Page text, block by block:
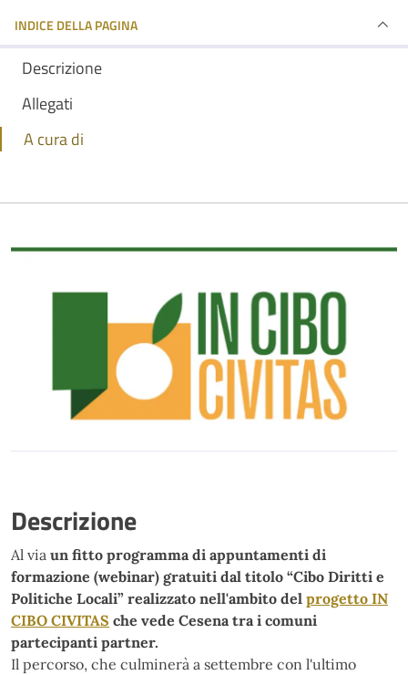
INDICE DELLA PAGINA
Descrizione
Allegati
A cura di
Descrizione
Al via un fitto programma di appuntamenti di
formazione (webinar) gratuiti dal titolo “Cibo Diritti e
Politiche Locali” realizzato nell'ambito del progetto IN
CIBO CIVITAS che vede Cesena tra i comuni
partecipanti partner.
Il percorso, che culminerà a settembre con l'ultimo